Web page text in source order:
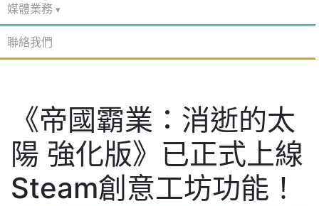
媒體業務
聯絡我們
《帝國霸業：消逝的太
陽 強化版》已正式上線
Steam創意工坊功能！